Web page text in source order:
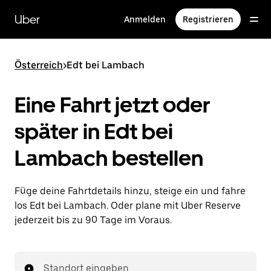
zum
Hauptinhalt
Uber Anmelden Registrieren
Österreich>Edt bei Lambach
Eine Fahrt jetzt oder
später in Edt bei
Lambach bestellen
Füge deine Fahrtdetails hinzu, steige ein und fahre
los Edt bei Lambach. Oder plane mit Uber Reserve
jederzeit bis zu 90 Tage im Voraus.
Standort eingeben